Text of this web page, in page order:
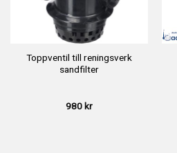
Toppventil till reningsverk
sandfilter
980kr